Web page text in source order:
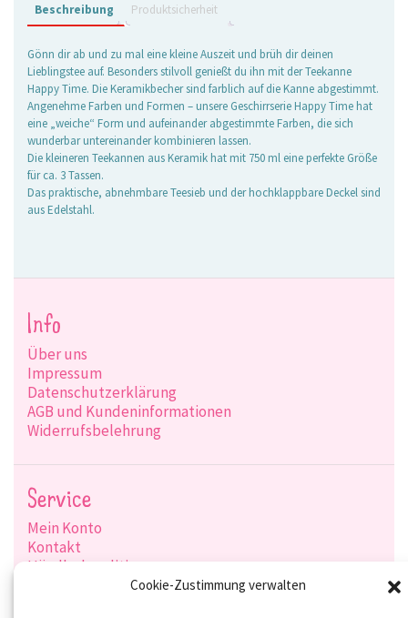
Cookie-Zustimmung verwalten
Menge
Beschreibung Produktsicherheit
Gönn dir ab und zu mal eine kleine Auszeit und brüh dir deinen
Lieblingstee auf. Besonders stilvoll genießt du ihn mit der Teekanne
Happy Time. Die Keramikbecher sind farblich auf die Kanne abgestimmt.
Angenehme Farben und Formen – unsere Geschirrserie Happy Time hat
eine „weiche“ Form und aufeinander abgestimmte Farben, die sich
wunderbar untereinander kombinieren lassen.
Die kleineren Teekannen aus Keramik hat mit 750 ml eine perfekte Größe
für ca. 3 Tassen.
Das praktische, abnehmbare Teesieb und der hochklappbare Deckel sind
aus Edelstahl.
Info
Über uns
Impressum
Datenschutzerklärung
AGB und Kundeninformationen
Widerrufsbelehrung
Service
Mein Konto
Kontakt
Händlerkonditionen